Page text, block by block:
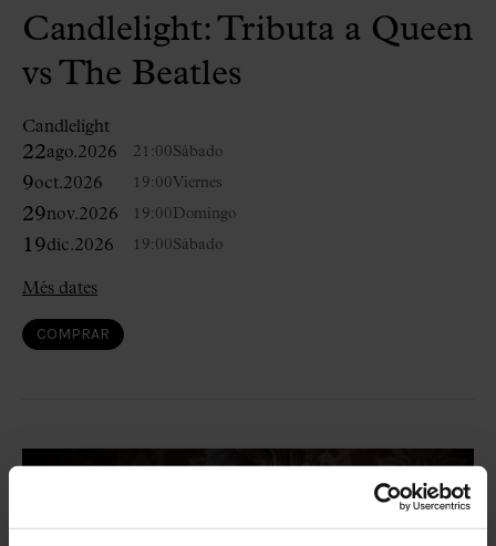
Candlelight: Tributa a Queen
vs The Beatles
Candlelight
22ago.2026 21:00Sábado
9oct.2026 19:00Viernes
29nov.2026 19:00Domingo
19dic.2026 19:00Sábado
Més dates
COMPRAR